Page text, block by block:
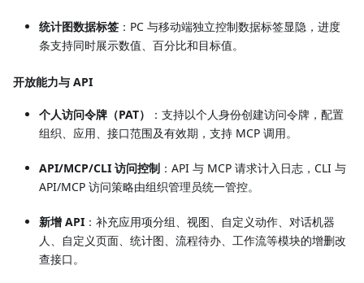
统计图数据标签 ：PC 与移动端独立控制数据标签显隐，进度
条支持同时展示数值、百分比和目标值。
开放能力与 API
个人访问令牌（PAT）
：支持以个人身份创建访问令牌，配置
组织、应用、接口范围及有效期，支持 MCP 调用。
API/MCP/CLI 访问控制 ：API 与 MCP 请求计入日志，CLI 与
API/MCP 访问策略由组织管理员统一管控。
新增 API ：补充应用项分组、视图、自定义动作、对话机器
人、自定义页面、统计图、流程待办、工作流等模块的增删改
查接口。